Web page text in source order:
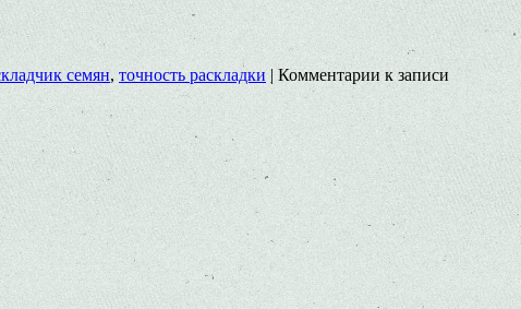
семян, точность раскладки | Комментарии к записи